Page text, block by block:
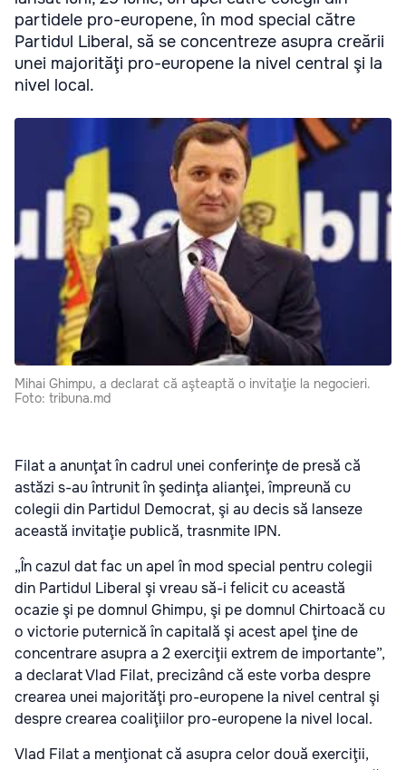
partidele pro-europene, în mod special către
Partidul Liberal, să se concentreze asupra creării
unei majorităţi pro-europene la nivel central şi la
nivel local.
Mihai Ghimpu, a declarat că aşteaptă o invitaţie la negocieri.
Foto: tribuna.md
Filat a anunţat în cadrul unei conferinţe de presă că
astăzi s-au întrunit în şedinţa alianţei, împreună cu
colegii din Partidul Democrat, şi au decis să lanseze
această invitaţie publică, trasnmite IPN.
„În cazul dat fac un apel în mod special pentru colegii
din Partidul Liberal şi vreau să-i felicit cu această
ocazie şi pe domnul Ghimpu, şi pe domnul Chirtoacă cu
o victorie puternică în capitală şi acest apel ţine de
concentrare asupra a 2 exerciţii extrem de importante”,
a declarat Vlad Filat, precizând că este vorba despre
crearea unei majorităţi pro-europene la nivel central şi
despre crearea coaliţiilor pro-europene la nivel local.
Vlad Filat a menţionat că asupra celor două exerciţii,